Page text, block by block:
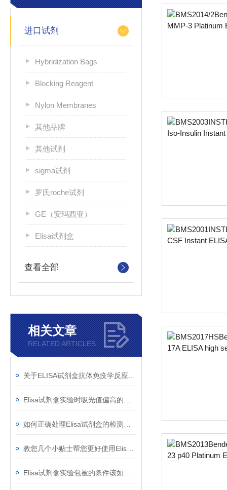
进口试剂
Hybridization Bags
Blocking Reagent
Nylon Membranes
其他品牌
其他试剂
sigma试剂
罗氏roche试剂
GE（安玛西亚）
Elisa试剂盒
查看全部
相关文章
RELATED ARTICLES